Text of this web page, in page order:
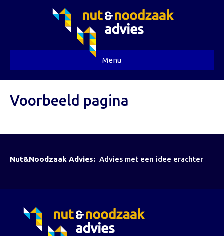
Menu
Voorbeeld pagina
Nut&Noodzaak Advies: Advies met een idee erachter